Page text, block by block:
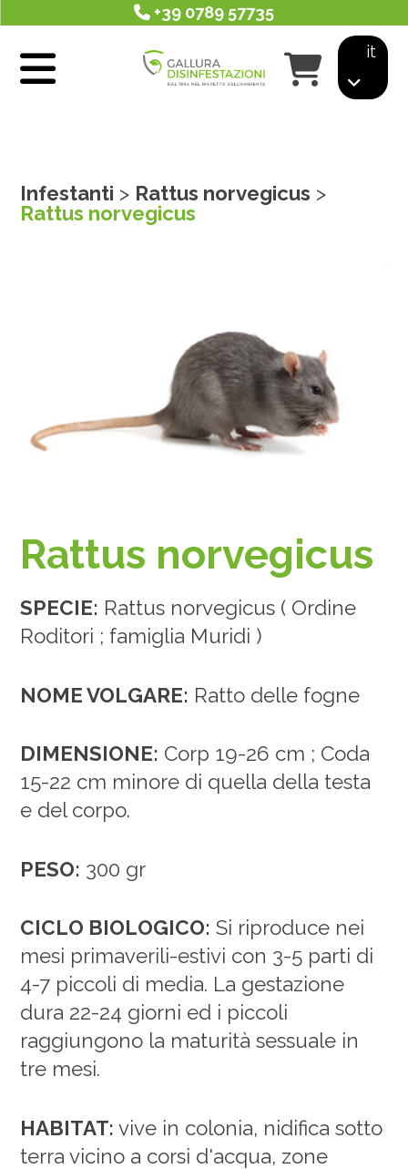
+39 0789 57735
it
Infestanti > Rattus norvegicus >
Rattus norvegicus
Rattus norvegicus
SPECIE: Rattus norvegicus ( Ordine
Roditori ; famiglia Muridi )
NOME VOLGARE: Ratto delle fogne
DIMENSIONE: Corp 19-26 cm ; Coda
15-22 cm minore di quella della testa
e del corpo.
PESO: 300 gr
CICLO BIOLOGICO: Si riproduce nei
mesi primaverili-estivi con 3-5 parti di
4-7 piccoli di media. La gestazione
dura 22-24 giorni ed i piccoli
raggiungono la maturità sessuale in
tre mesi.
HABITAT: vive in colonia, nidifica sotto
terra vicino a corsi d'acqua, zone